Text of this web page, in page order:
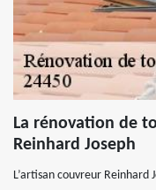
La rénovation de
Reinhard Joseph
L’artisan couvreur